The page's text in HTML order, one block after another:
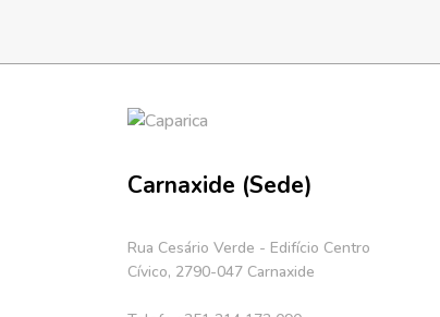
Carnaxide (Sede)
Rua Cesário Verde - Edifício Centro
Cívico, 2790-047 Carnaxide